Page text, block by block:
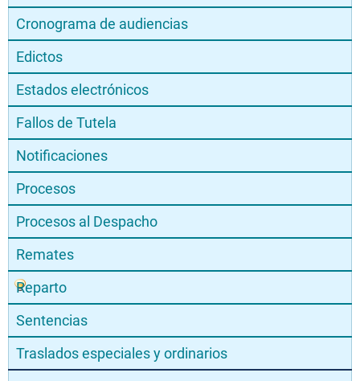
Cronograma de audiencias
Edictos
Estados electrónicos
Fallos de Tutela
Notificaciones
Procesos
Procesos al Despacho
Remates
Reparto
Sentencias
Traslados especiales y ordinarios